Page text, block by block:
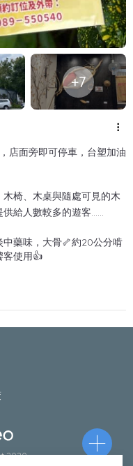
+7
店面旁即可停車，台塑加油
椅、木桌與隨處可見的木
給人數較多的遊客……
藥味，大骨🦴約20公分啃
客使用👍
2020